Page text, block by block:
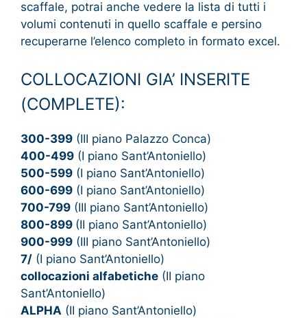
scaffale, potrai anche vedere la lista di tutti i
volumi contenuti in quello scaffale e persino
recuperarne l’elenco completo in formato excel.
COLLOCAZIONI GIA’ INSERITE
(COMPLETE):
300-399 (III piano Palazzo Conca)
400-499 (I piano Sant’Antoniello)
500-599 (I piano Sant’Antoniello)
600-699 (I piano Sant’Antoniello)
700-799 (III piano Sant’Antoniello)
800-899 (II piano Sant’Antoniello)
900-999 (III piano Sant’Antoniello)
7/ (I piano Sant’Antoniello)
collocazioni alfabetiche (II piano
Sant’Antoniello)
ALPHA (II piano Sant’Antoniello)